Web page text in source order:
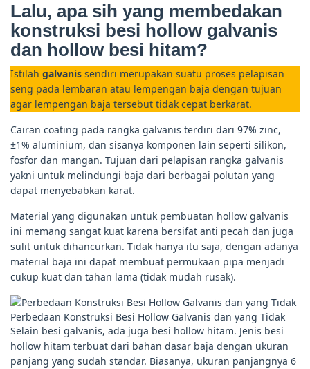
Lalu, apa sih yang membedakan
konstruksi besi hollow galvanis
dan hollow besi hitam?
Istilah galvanis sendiri merupakan suatu proses pelapisan
seng pada lembaran atau lempengan baja dengan tujuan
agar lempengan baja tersebut tidak cepat berkarat.
Cairan coating pada rangka galvanis terdiri dari 97% zinc,
±1% aluminium, dan sisanya komponen lain seperti silikon,
fosfor dan mangan. Tujuan dari pelapisan rangka galvanis
yakni untuk melindungi baja dari berbagai polutan yang
dapat menyebabkan karat.
Material yang digunakan untuk pembuatan hollow galvanis
ini memang sangat kuat karena bersifat anti pecah dan juga
sulit untuk dihancurkan. Tidak hanya itu saja, dengan adanya
material baja ini dapat membuat permukaan pipa menjadi
cukup kuat dan tahan lama (tidak mudah rusak).
Perbedaan Konstruksi Besi Hollow Galvanis dan yang Tidak
Selain besi galvanis, ada juga besi hollow hitam. Jenis besi
hollow hitam terbuat dari bahan dasar baja dengan ukuran
panjang yang sudah standar. Biasanya, ukuran panjangnya 6